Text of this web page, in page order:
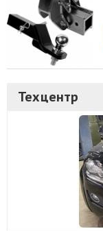
Техцентр